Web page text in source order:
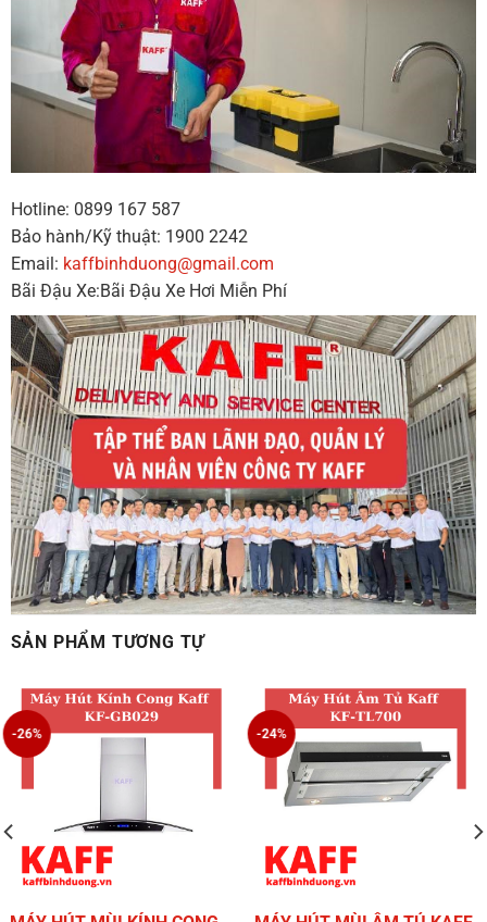
Hotline: 0899 167 587
Bảo hành/Kỹ thuật: 1900 2242
Email: kaffbinhduong@gmail.com
Bãi Đậu Xe:Bãi Đậu Xe Hơi Miễn Phí
SẢN PHẨM TƯƠNG TỰ
-26% -24%